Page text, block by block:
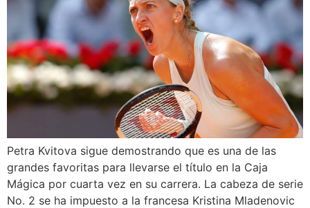
Petra Kvitova sigue demostrando que es una de las
grandes favoritas para llevarse el título en la Caja
Mágica por cuarta vez en su carrera. La cabeza de serie
No. 2 se ha impuesto a la francesa Kristina Mladenovic